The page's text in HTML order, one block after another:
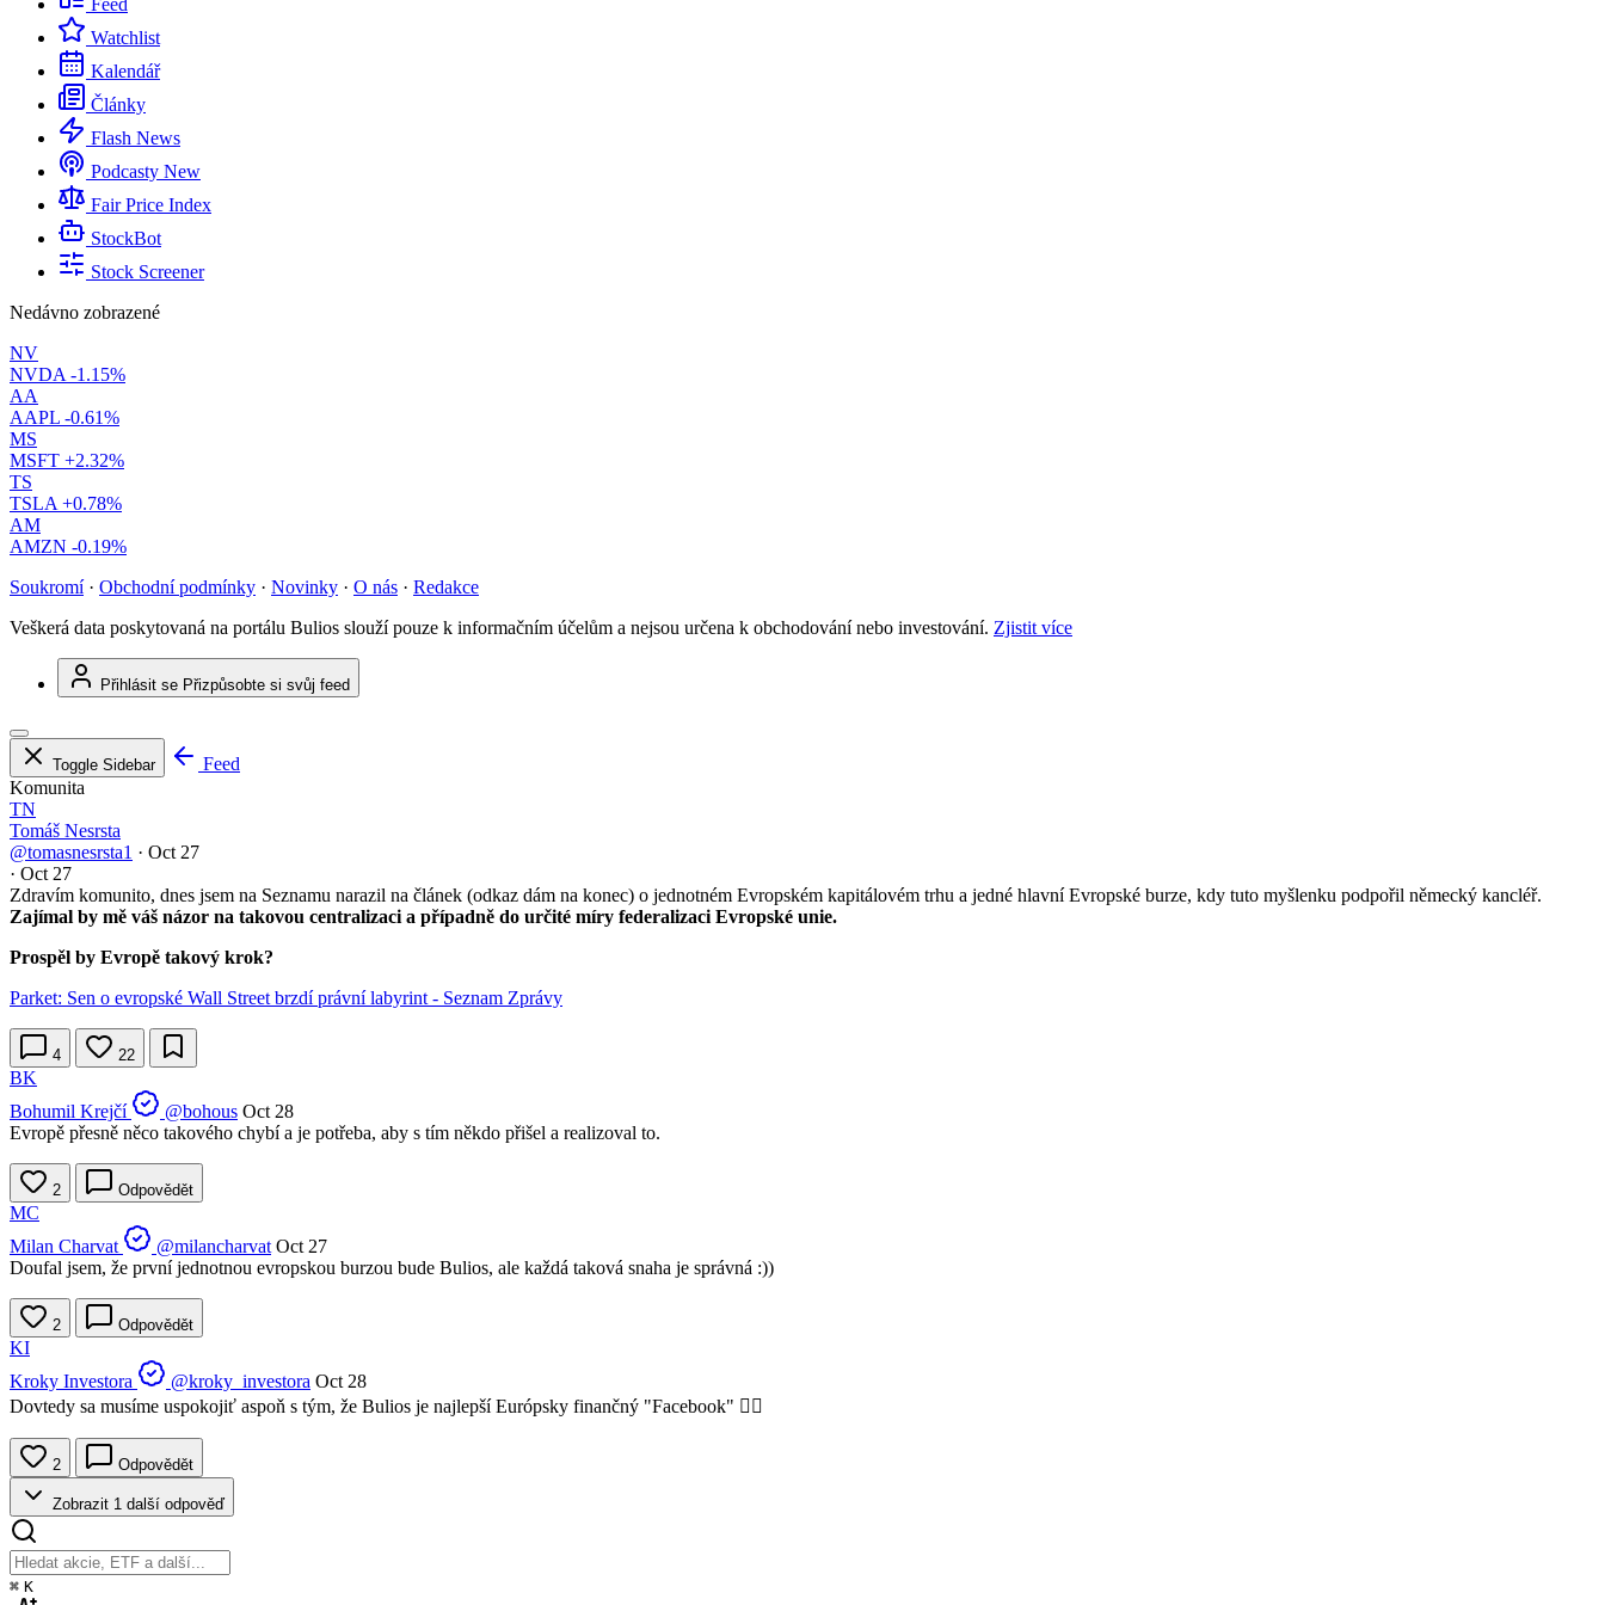
Feed
Watchlist
Kalendář
Články
Flash News
Podcasty New
Fair Price Index
StockBot
Stock Screener
Nedávno zobrazené
NV
NVDA -1.15%
AA
AAPL -0.61%
MS
MSFT +2.32%
TS
TSLA +0.78%
AM
AMZN -0.19%
Soukromí · Obchodní podmínky · Novinky · O nás · Redakce
Veškerá data poskytovaná na portálu Bulios slouží pouze k informačním účelům a nejsou určena k obchodování nebo investování. Zjistit více
Přihlásit se Přizpůsobte si svůj feed
Toggle Sidebar
Feed
Komunita
TN
Tomáš Nesrsta
@tomasnesrsta1 · Oct 27
· Oct 27
Zdravím komunito, dnes jsem na Seznamu narazil na článek (odkaz dám na konec) o jednotném Evropském kapitálovém trhu a jedné hlavní Evropské burze, kdy tuto myšlenku podpořil německý kancléř.
Zajímal by mě váš názor na takovou centralizaci a případně do určité míry federalizaci Evropské unie.
Prospěl by Evropě takový krok?
Parket: Sen o evropské Wall Street brzdí právní labyrint - Seznam Zprávy
4 22
BK
Bohumil Krejčí
@bohous Oct 28
Evropě přesně něco takového chybí a je potřeba, aby s tím někdo přišel a realizoval to.
2 Odpovědět
MC
Milan Charvat
@milancharvat Oct 27
Doufal jsem, že první jednotnou evropskou burzou bude Bulios, ale každá taková snaha je správná :))
2 Odpovědět
KI
Kroky Investora
@kroky_investora Oct 28
Dovtedy sa musíme uspokojiť aspoň s tým, že Bulios je najlepší Európsky finančný "Facebook" 🤷‍♂️
2 Odpovědět
Zobrazit 1 další odpověď
⌘ K